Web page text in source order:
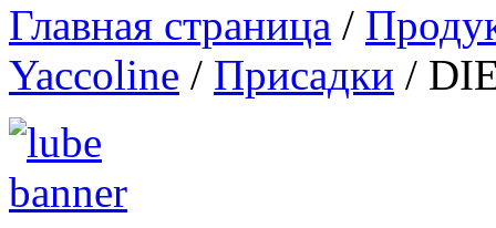
Главная страница /
Yaccoline / Присадки /